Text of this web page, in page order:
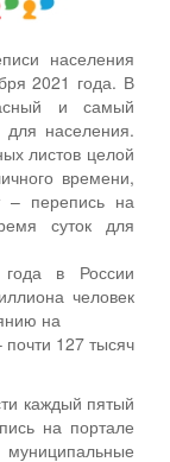
населения
2021 года. В
и самый
населения.
листов целой
времени,
перепись на
суток для
в России
человек
на
почти 127 тысяч
каждый пятый
на портале